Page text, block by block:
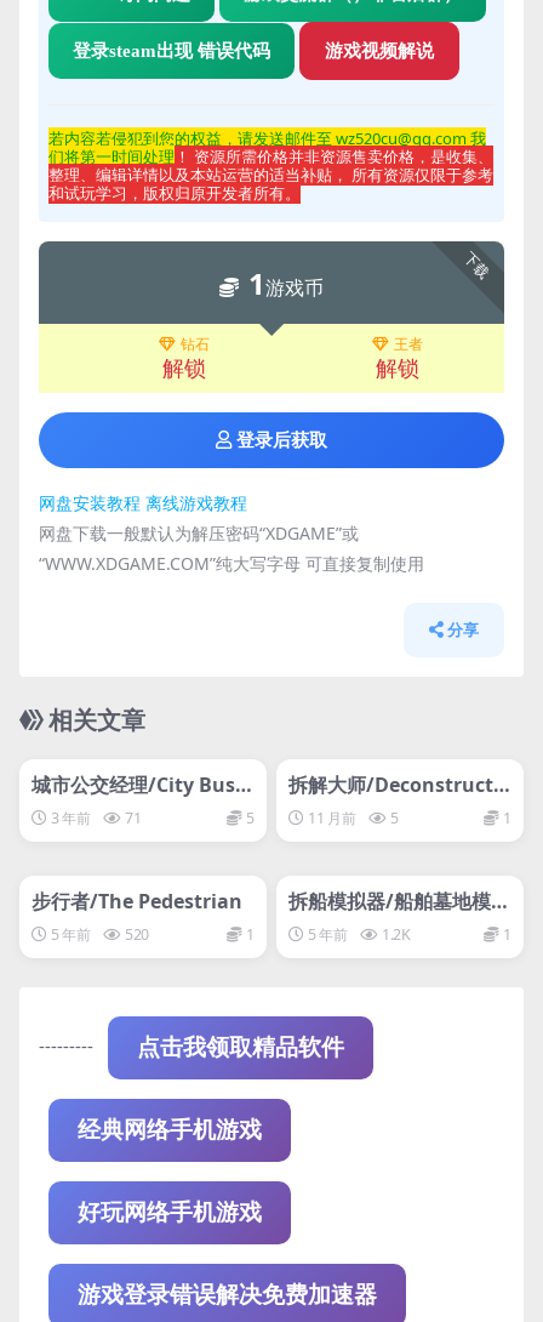
登录steam出现 错误代码 游戏视频解说
若内容若侵犯到您的权益，请发送邮件至 wz520cu@qq.com 我
们将第一时间处理 ！ 资源所需价格并非资源售卖价格，是收集、
整理、编辑详情以及本站运营的适当补贴， 所有资源仅限于参考
和试玩学习，版权归原开发者所有。
下载
1游戏币
钻石
解锁
王者
解锁
登录后获取
网盘安装教程 离线游戏教程
网盘下载一般默认为解压密码“XDGAME”或
“WWW.XDGAME.COM”纯大写字母 可直接复制使用
分享
相关文章
网盘下载游戏
城市公交经理/City Bus
Manager
3 年前 71 5
拆解大师/Deconstructio
n Simulator
11 月前 5 1
网盘下载游戏
步行者/The Pedestrian
5 年前 520 1
网盘下载游戏
拆船模拟器/船舶墓地模拟
器/Ship Graveyard Sim
ulator
5 年前 1.2K 1
--------- 点击我领取精品软件
经典网络手机游戏
好玩网络手机游戏
游戏登录错误解决免费加速器